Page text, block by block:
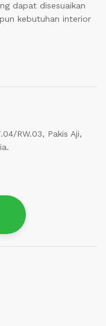
dapat disesuaikan
kebutuhan interior
RW.03, Pakis Aji,